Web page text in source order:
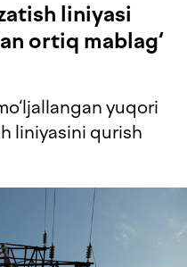
liniyasi
ortiq mablag‘
yuqori
liniyasini qurish